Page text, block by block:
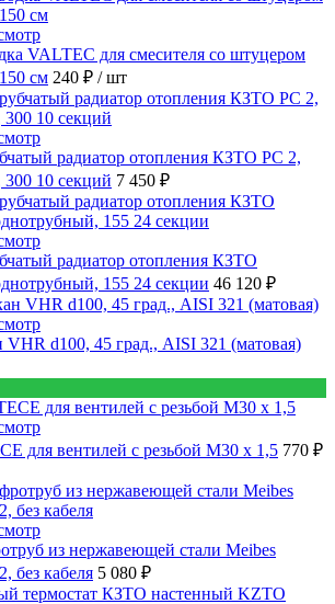
VALTEC для смесителя со штуцером
см 240 ₽ / шт
радиатор отопления КЗТО РС 2,
10 секций 7 450 ₽
радиатор отопления КЗТО
155 24 секции 46 120 ₽
d100, 45 град., AISI 321 (матовая)
для вентилей с резьбой М30 х 1,5 770 ₽
из нержавеющей стали Meibes
без кабеля 5 080 ₽